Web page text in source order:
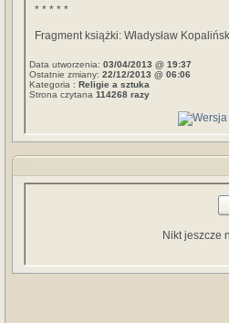
* * * * *
Fragment książki: Władysław
Data utworzenia: 03/04/2013 @ 19:37
Ostatnie zmiany: 22/12/2013 @ 06:06
Kategoria : Religie a sztuka
Strona czytana 114268 razy
Nikt jeszcze